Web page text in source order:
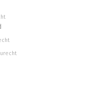
to the wider
and final remarks